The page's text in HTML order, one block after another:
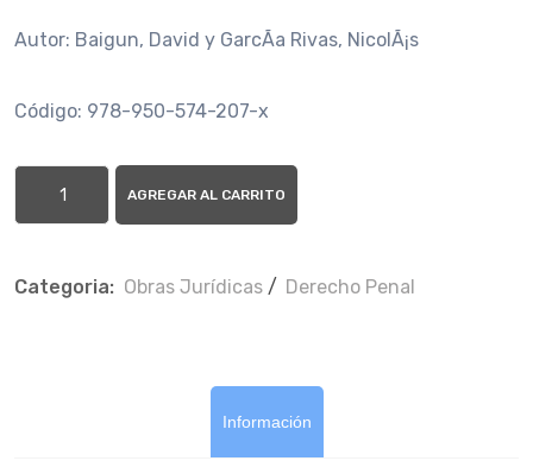
Autor: Baigun, David y GarcÃ­a Rivas, NicolÃ¡s
Código: 978-950-574-207-x
AGREGAR AL CARRITO
Categoria: Obras Jurí­dicas / Derecho Penal
Información